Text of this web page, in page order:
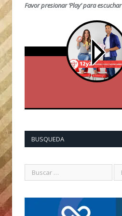
Favor presionar ‘Play’ para escuchar
BUSQUEDA